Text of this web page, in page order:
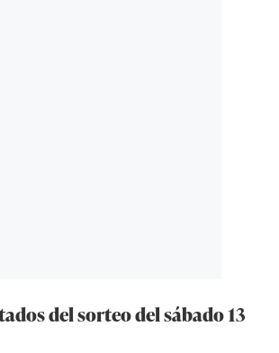
del sorteo del sábado 13